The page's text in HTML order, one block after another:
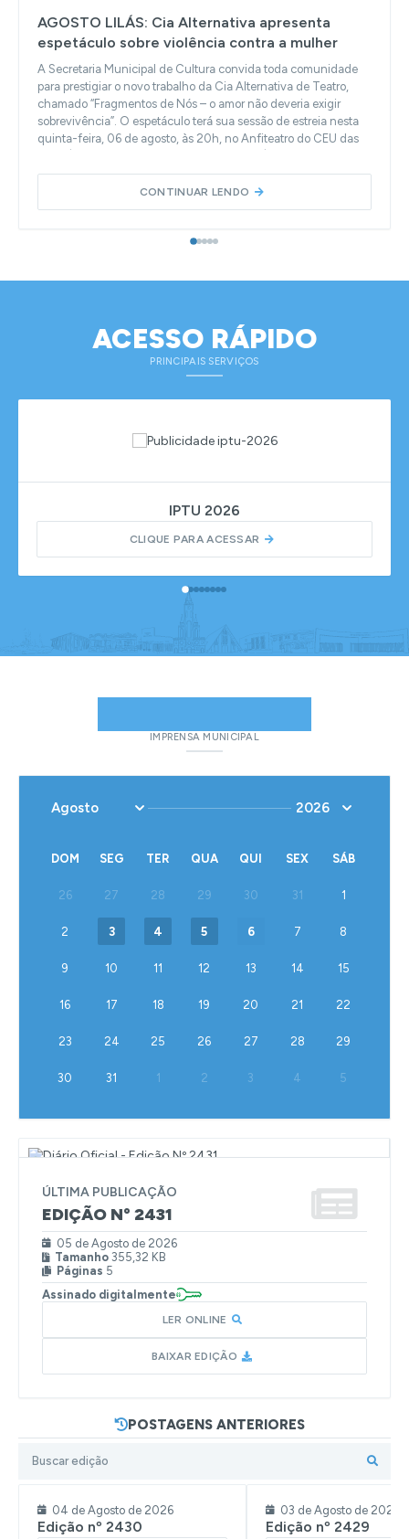
AGOSTO LILÁS: Cia Alternativa apresenta
espetáculo sobre violência contra a mulher
A Secretaria Municipal de Cultura convida toda comunidade
para prestigiar o novo trabalho da Cia Alternativa de Teatro,
chamado “Fragmentos de Nós – o amor não deveria exigir
sobrevivência”. O espetáculo terá sua sessão de estreia nesta
quinta-feira, 06 de agosto, às 20h, no Anfiteatro do CEU das
gratuita e classificação livre. O novo trabalho do grupo teatral
penapolense é um monólogo cantado que narra a história de
um amor, acompanhando uma mulher desde o primeiro
CONTINUAR LENDO
ACESSO RÁPIDO
PRINCIPAIS SERVIÇOS
IPTU 2026
CLIQUE PARA ACESSAR
IMPRENSA MUNICIPAL
DOM SEG TER QUA QUI SEX SÁB
26 27 28 29 30 31 1
2 3 4 5 6 7 8
9 10 11 12 13 14 15
16 17 18 19 20 21 22
23 24 25 26 27 28 29
30 31 1 2 3 4 5
EDIÇÃO Nº 2431
Tamanho 355,32 KB
Páginas 5
05 de Agosto de 2026
LER ONLINE
BAIXAR EDIÇÃO
POSTAGENS ANTERIORES
Edição nº 2430
04 de Agosto de 2026
Edição nº 2429
03 de Agosto de 2026